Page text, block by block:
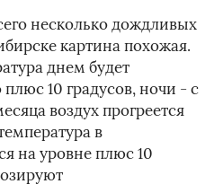
несколько дождливых
картина похожая.
днем будет
10 градусов, ночи - с
воздух прогреется
в
на уровне плюс 10